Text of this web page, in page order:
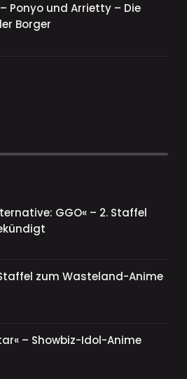
Ponyo und Arrietty – Die
Borger
GGO« – 2. Staffel
zum Wasteland-Anime
– Showbiz-Idol-Anime